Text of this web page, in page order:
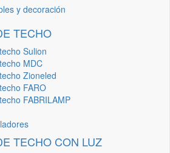
y decoración
TECHO
Sulion
MDC
Zioneled
FARO
FABRILAMP
TECHO CON LUZ